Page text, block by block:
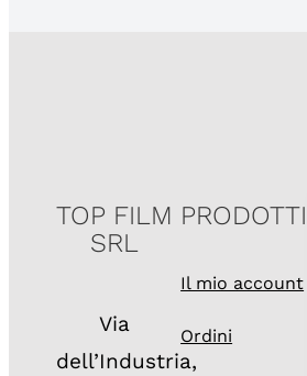
TOP FILM
SRL
Via
dell’Industria,
PRODOTTI
Il mio account
Ordini